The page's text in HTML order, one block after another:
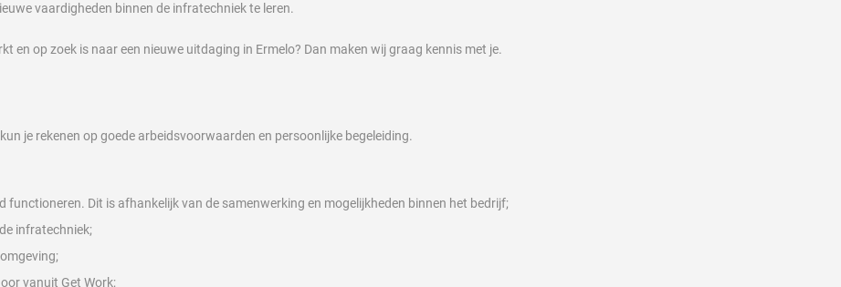
vaardigheden binnen de infratechniek te leren.
en op zoek is naar een nieuwe uitdaging in Ermelo? Dan maken wij graag kennis met je.
je rekenen op goede arbeidsvoorwaarden en persoonlijke begeleiding.
functioneren. Dit is afhankelijk van de samenwerking en mogelijkheden binnen het bedrijf;
infratechniek;
vanuit Get Work;